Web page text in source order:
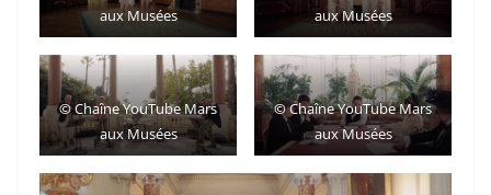
aux Musées
aux Musées
©Chaîne YouTube Mars
aux Musées
©Chaîne YouTube Mars
aux Musées